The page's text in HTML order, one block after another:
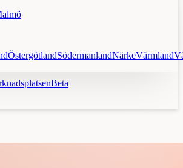
ÖstergötlandSödermanlandNärkeVärmland
Beta